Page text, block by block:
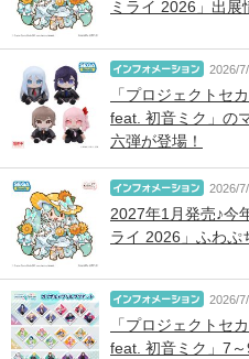
ミライ 2026」出
2026/
「プロジェクトセ
feat. 初音ミク」の
六弾が登場！
2026/
2027年1月発売♪今
ライ 2026」ふわ
2026/7/
「プロジェクトセ
feat. 初音ミク」7